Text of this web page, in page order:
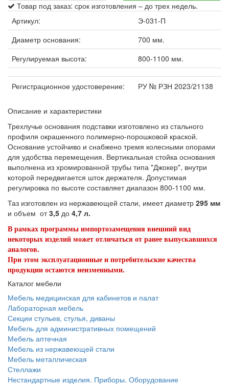
Товар под заказ: срок изготовления – до трех недель.
Артикул:
Э-031-П
Диаметр основания:
700 мм.
Регулируемая высота:
800-1100 мм.
Регистрационное удостоверение: РУ № РЗН 2023/21138
Описание и характеристики
Трехлучье основания подставки изготовлено из стального
профиля окрашенного полимерно-порошковой краской.
Основание устойчиво и снабжено тремя колесными опорами
для удобства перемещения. Вертикальная стойка основания
выполнена из хромированной трубы типа "Джокер", внутри
которой передвигается шток держателя. Допустимая
регулировка по высоте составляет диапазон 800-1100 мм.
Таз изготовлен из нержавеющей стали, имеет диаметр 295 мм
и объем от3,5 до 4,7 л.
В рамках программы импортозамещения внешний вид
некоторых изделий может отличаться от ранее выпускавшихся
аналогов.
При этом эксплуатационные и потребительские качества
продукции остаются неизменными.
Каталог мебели
Мебель медицинская для кабинетов и палат
Лабораторная мебель
Секции стульев, стулья, диваны
Мебель для административных помещений
Мебель аптечная
Мебель из нержавеющей стали
Мебель металлическая
Стеллажи
Нестандартные изделия. Приборы. Оборудование